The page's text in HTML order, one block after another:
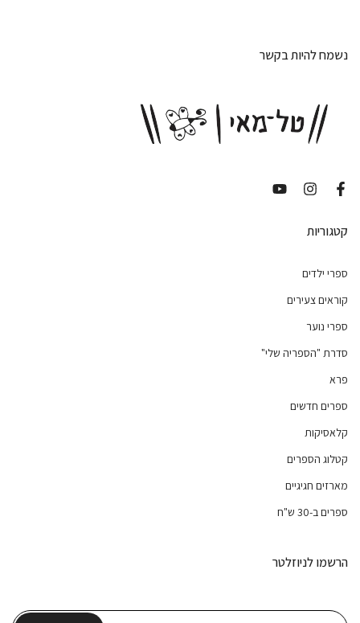
נשמח להיות בקשר
קטגוריות
ספרי ילדים
קוראים צעירים
ספרי נוער
סדרת "הספריה שלי"
פרא
ספרים חדשים
קלאסיקות
קטלוג הספרים
מארזים חגיגיים
ספרים ב-30 ש"ח
הרשמו לניוזלטר